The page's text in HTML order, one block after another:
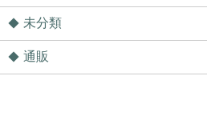
未分類
通販